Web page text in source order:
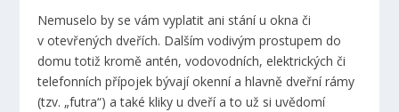
Nemuselo by se vám vyplatit ani stání u okna či
v otevřených dveřích. Dalším vodivým prostupem do
domu totiž kromě antén, vodovodních, elektrických či
telefonních přípojek bývají okenní a hlavně dveřní rámy
(tzv. „futra“) a také kliky u dveří a to už si uvědomí